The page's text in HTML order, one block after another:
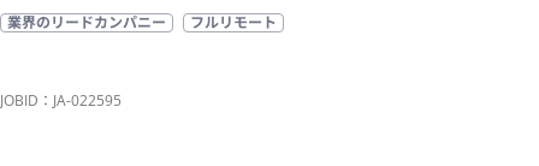
業界のリードカンパニー フルリモート
JOBID：JA-022595